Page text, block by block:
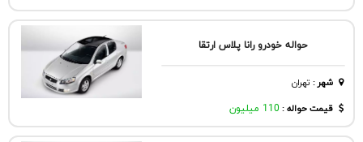
حواله خودرو رانا پلاس ارتقا
شهر: تهران
قیمت حواله : 110 میلیون